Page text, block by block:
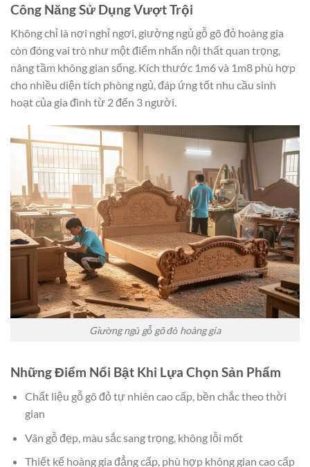
Công Năng Sử Dụng Vượt Trội
Không chỉ là nơi nghỉ ngơi, giường ngủ gỗ gõ đỏ hoàng gia
còn đóng vai trò như một điểm nhấn nội thất quan trọng,
nâng tầm không gian sống. Kích thước 1m6 và 1m8 phù hợp
cho nhiều diện tích phòng ngủ, đáp ứng tốt nhu cầu sinh
hoạt của gia đình từ 2 đến 3 người.
Giường ngủ gỗ gõ đỏ hoàng gia
Những Điểm Nổi Bật Khi Lựa Chọn Sản Phẩm
Chất liệu gỗ gõ đỏ tự nhiên cao cấp, bền chắc theo thời
gian
Vân gỗ đẹp, màu sắc sang trọng, không lỗi mốt
Thiết kế hoàng gia đẳng cấp, phù hợp không gian cao cấp